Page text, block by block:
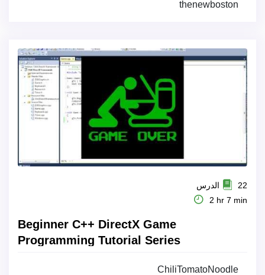
thenewboston
22 الدرس
2 hr 7 min
Beginner C++ DirectX Game
Programming Tutorial Series
ChiliTomatoNoodle